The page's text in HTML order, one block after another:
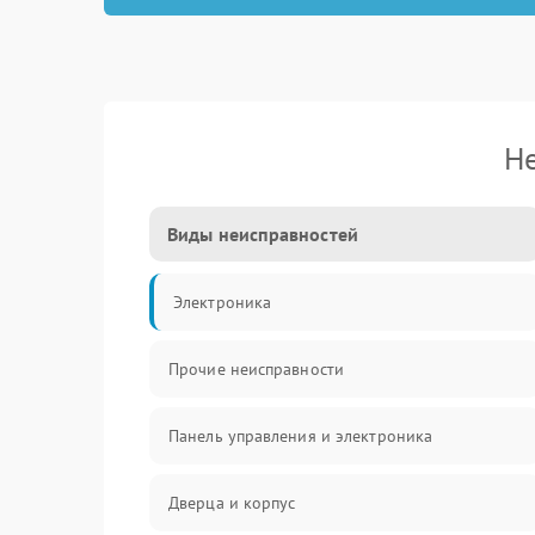
Виды неисправностей
Электроника
Прочие неисправности
Панель управления и электроника
Дверца и корпус